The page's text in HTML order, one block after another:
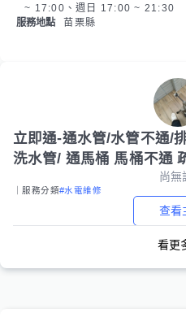
~ 17:00、週日 17:00 ~ 21:30
服務地點
苗栗縣
立即通-通水管/水管不通/
洗水管/ 通馬桶 馬桶不通
尚無
｜服務分類#水電維修
查看
看更